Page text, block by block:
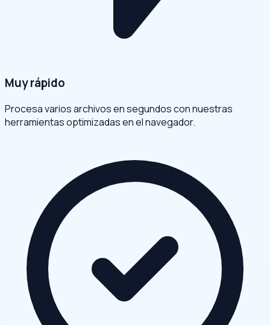
Muy rápido
Procesa varios archivos en segundos con nuestras
herramientas optimizadas en el navegador.